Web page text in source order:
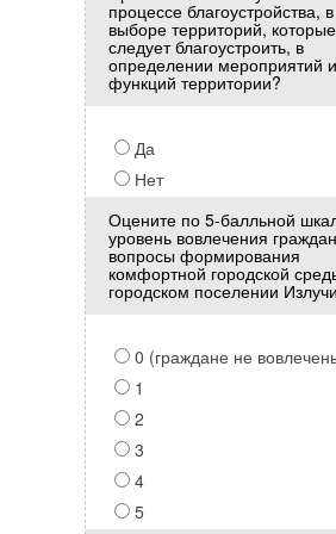
процессе благоустройства,
выборе территорий, которые
следует благоустроить, в
определении мероприятий и
функций территории?
Да
Нет
Оцените по 5-балльной
уровень вовлечения
вопросы формирования
комфортной городской
городском поселении
0 (граждане не
1
2
3
4
5